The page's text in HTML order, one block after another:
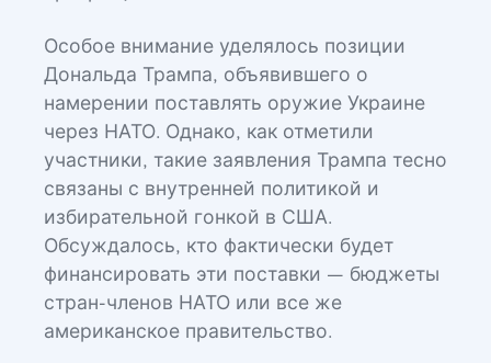
Особое внимание уделялось позиции
Дональда Трампа, объявившего о
намерении поставлять оружие Украине
через НАТО. Однако, как отметили
участники, такие заявления Трампа тесно
связаны с внутренней политикой и
избирательной гонкой в США.
Обсуждалось, кто фактически будет
финансировать эти поставки — бюджеты
стран-членов НАТО или все же
американское правительство.